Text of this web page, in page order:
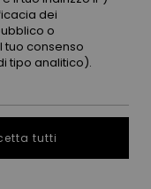
6 8
dei
o
tuo consenso
tipo analitico).
tutti